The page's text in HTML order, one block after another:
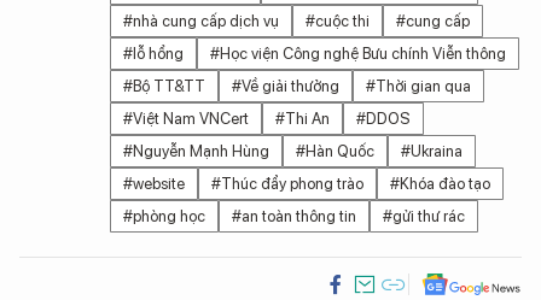
#nhà cung cấp dịch vụ
#cuộc thi
#cung cấp
#lỗ hổng
#Học viện Công nghệ Bưu chính Viễn thông
#Bộ TT&TT
#Về giải thưởng
#Thời gian qua
#Việt Nam VNCert
#Thi An
#DDOS
#Nguyễn Mạnh Hùng
#Hàn Quốc
#Ukraina
#website
#Thúc đẩy phong trào
#Khóa đào tạo
#phòng học
#an toàn thông tin #gửi thư rác